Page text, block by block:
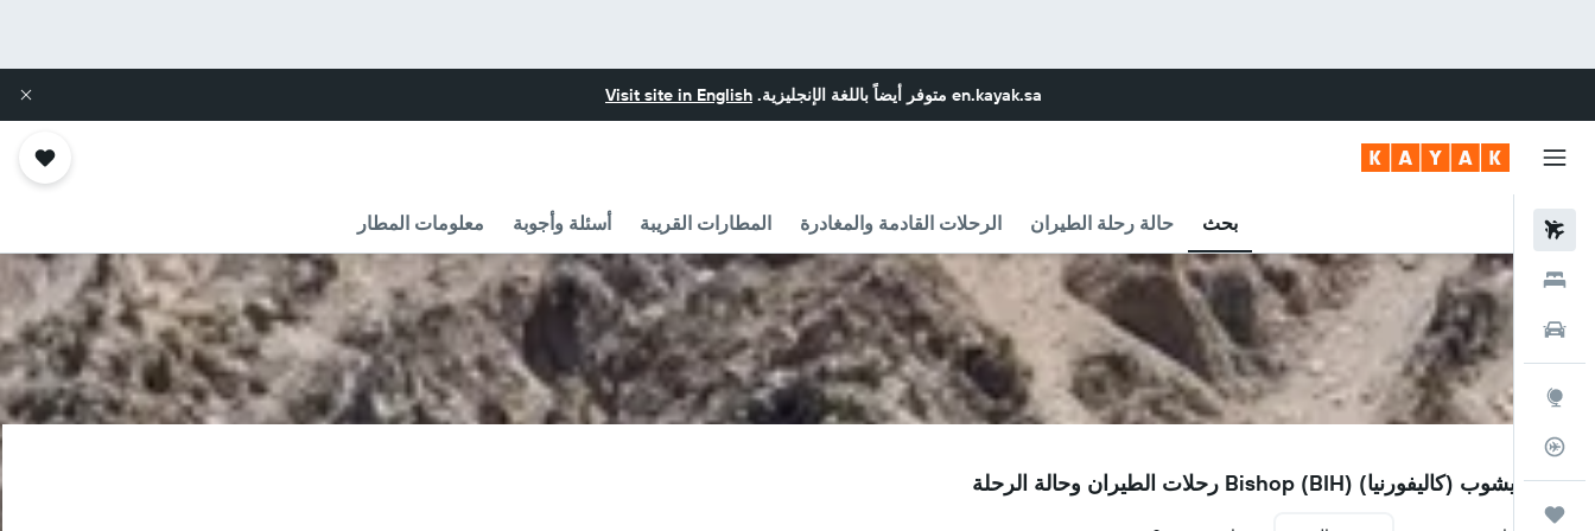
en.kayak.sa متوفر أيضاً باللغة الإنجليزية. Visit site in English
بحث حالة رحلة الطيران الرحلات القادمة والمغادرة المطارات القريبة أسئلة وأجوبة معلومات المطار
فنادق
سيارات
استكشاف
BIH
مطار بيشوب (كاليفورنيا) Bishop (BIH) رحلات الطيران وحالة الرحلة